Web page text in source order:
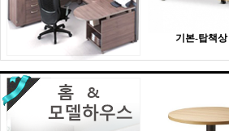
기본-탑책상